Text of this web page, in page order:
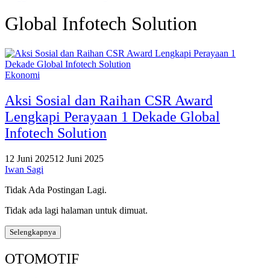
Global Infotech Solution
Ekonomi
Aksi Sosial dan Raihan CSR Award
Lengkapi Perayaan 1 Dekade Global
Infotech Solution
12 Juni 202512 Juni 2025
Iwan Sagi
Tidak Ada Postingan Lagi.
Tidak ada lagi halaman untuk dimuat.
Selengkapnya
OTOMOTIF